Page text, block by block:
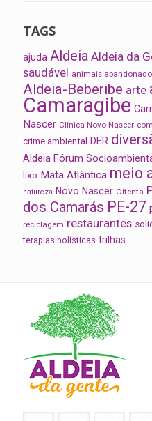
TAGS
ajuda Aldeia Aldeia da
saudável animais
Aldeia-Beberibe arte
Camaragibe
Nascer Clínica Novo Nascer
crime ambiental DER
Aldeia Fórum
lixo Mata Atlântica meio
natureza Novo Nascer Oitenta
dos Camarás PE-27
reciclagem restaurantes
terapias holísticas trilhas